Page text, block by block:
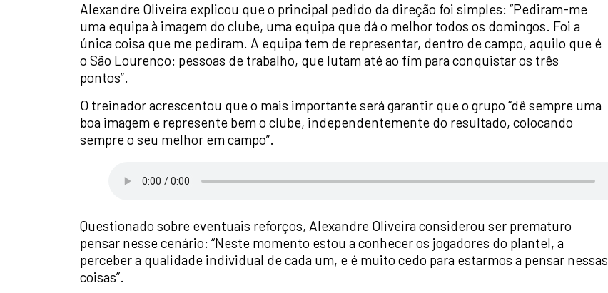
Alexandre Oliveira explicou que o principal pedido da direção foi simples: “Pediram-me
uma equipa à imagem do clube, uma equipa que dá o melhor todos os domingos. Foi a
única coisa que me pediram. A equipa tem de representar, dentro de campo, aquilo que é
o São Lourenço: pessoas de trabalho, que lutam até ao fim para conquistar os três
pontos”.
O treinador acrescentou que o mais importante será garantir que o grupo “dê sempre uma
boa imagem e represente bem o clube, independentemente do resultado, colocando
sempre o seu melhor em campo”.
Questionado sobre eventuais reforços, Alexandre Oliveira considerou ser prematuro
pensar nesse cenário: “Neste momento estou a conhecer os jogadores do plantel, a
perceber a qualidade individual de cada um, e é muito cedo para estarmos a pensar nessas
coisas”.